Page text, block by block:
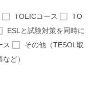
TOEICコース
TO
ESLと試験対策を同時に
ス
その他（TESOL取
ど）